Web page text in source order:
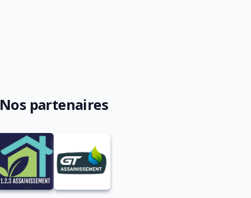
Nos partenaires